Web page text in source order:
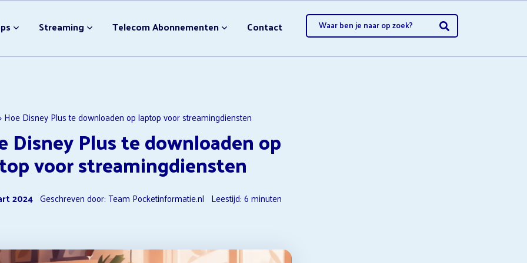
Streaming
Nieuwe Disney Films
NPO Plus Downloader
Ondertiteling Disney Plus
Video streamingdiensten opzeggen
F1 TV Opzeggen
Telecom Abonnementen Contact
Nieuwe Disney Films
Hoe Disney Plus te downloaden op laptop voor streamingdiensten
Disney Plus te downloaden op
voor streamingdiensten
2024Geschreven door: Team Pocketinformatie.nl Leestijd:6minuten